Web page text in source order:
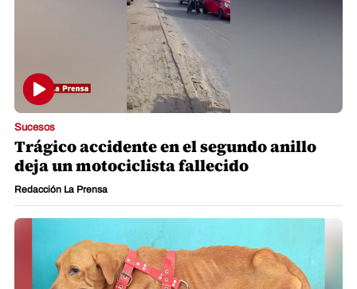
Sucesos
Trágico accidente en el segundo anillo
deja un motociclista fallecido
Redacción La Prensa